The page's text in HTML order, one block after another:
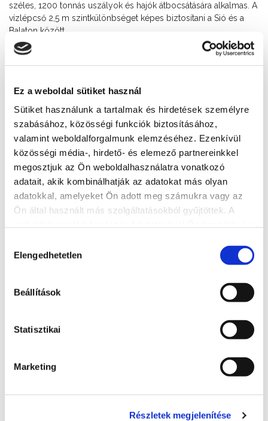
Ez a weboldal sütiket használ
Sütiket használunk a tartalmak és hirdetések személyre
szabásához, közösségi funkciók biztosításához,
valamint weboldalforgalmunk elemzéséhez. Ezenkívül
közösségi média-, hirdető- és elemező partnereinkkel
megosztjuk az Ön weboldalhasználatra vonatkozó
adatait, akik kombinálhatják az adatokat más olyan
adatokkal, amelyeket Ön adott meg számukra vagy az
Ön által használt más szolgáltatásokból gyűjtöttek. A
kiválasztása
Elengedhetetlen
Beállítások
Statisztikai
Marketing
Részletek megjelenítése
széles, 1200 tonnás uszályok és hajók átbocsátására alkalmas. A
vízlépcső 2,5 m szintkülönbséget képes biztosítani a Sió és a
Balaton között.
A siófoki zsilip kezelője a Közép-dunántúli Környezetvédelmi és
Vízügyi Igazgatóság Balatoni Vízügyi Kirendeltsége.
Cím
8600 Siófok, Krúdy sétány 2.
További látnivalók
#hellosiofok szelfipont